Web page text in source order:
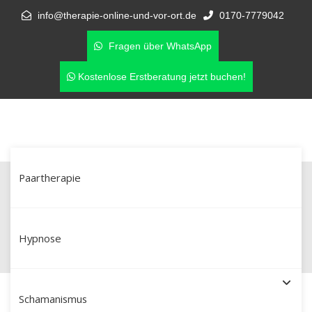
info@therapie-online-und-vor-ort.de 0170-7779042
Fragen über WhatsApp
Kostenlose Erstberatung jetzt buchen!
Paartherapie
Hypnose
Schamanismus